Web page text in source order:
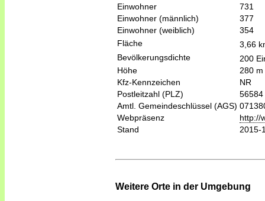
Einwohner
731
Einwohner (männlich)
377
Einwohner (weiblich)
354
Fläche
3,66
Bevölkerungsdichte
200
Höhe
280
Kfz-Kennzeichen
NR
Postleitzahl (PLZ)
56584
Amtl. Gemeindeschlüssel (AGS)
Webpräsenz
http://
Stand
2015-
Weitere Orte in der Umgebung